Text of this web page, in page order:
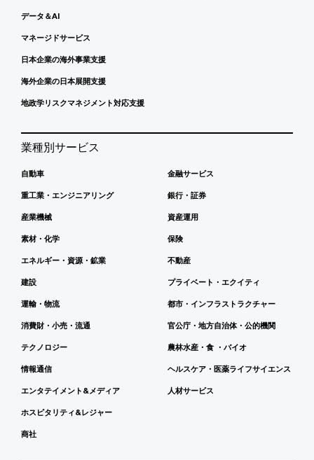
データ＆AI
マネージドサービス
日本企業の海外事業支援
海外企業の日本展開支援
地政学リスクマネジメント対応支援
業種別サービス
自動車
重工業・エンジニアリング
産業機械
素材・化学
エネルギー・資源・鉱業
建設
運輸・物流
消費財・小売・流通
テクノロジー
情報通信
エンタテイメント&メディア
ホスピタリティ&レジャー
商社
金融サービス
銀行・証券
資産運用
保険
不動産
プライベート・エクイティ
都市・インフラストラクチャー
官公庁・地方自治体・公的機関
農林水産・食 ・バイオ
ヘルスケア・医薬ライフサイエンス
人材サービス